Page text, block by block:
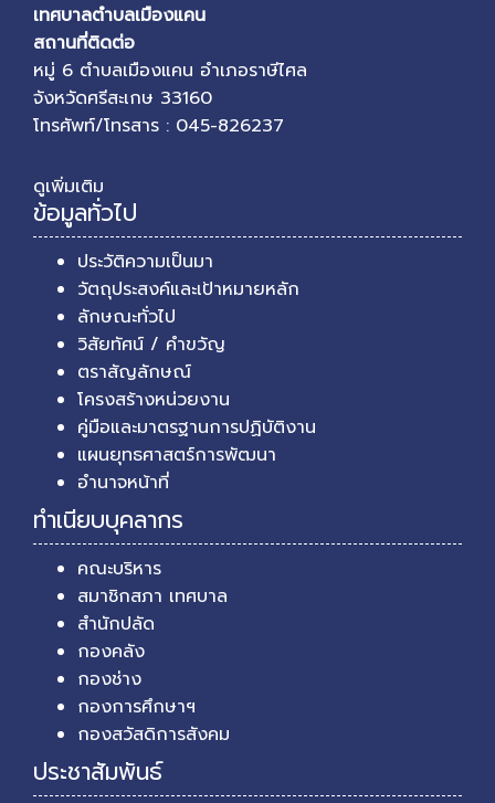
เทศบาลตำบลเมืองแคน
สถานที่ติดต่อ
หมู่ 6 ตำบลเมืองแคน อำเภอราษีไศล
จังหวัดศรีสะเกษ 33160
โทรศัพท์/โทรสาร : 045-826237
ดูเพิ่มเติม
ข้อมูลทั่วไป
ประวัติความเป็นมา
วัตถุประสงค์และเป้าหมายหลัก
ลักษณะทั่วไป
วิสัยทัศน์ / คำขวัญ
ตราสัญลักษณ์
โครงสร้างหน่วยงาน
คู่มือและมาตรฐานการปฏิบัติงาน
แผนยุทธศาสตร์การพัฒนา
อำนาจหน้าที่
ทำเนียบบุคลากร
คณะบริหาร
สมาชิกสภา เทศบาล
สำนักปลัด
กองคลัง
กองช่าง
กองการศึกษาฯ
กองสวัสดิการสังคม
ประชาสัมพันธ์